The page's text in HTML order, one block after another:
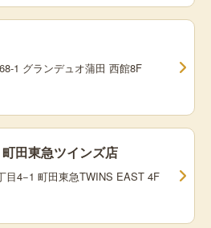
1 グランデュオ蒲田 西館8F
田東急ツインズ店
目4−1 町田東急TWINS EAST 4F